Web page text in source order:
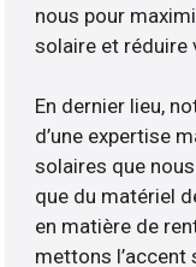
nous pour
solaire et réduire
En dernier lieu,
d’une expertise
solaires que
que du matériel
en matière de
mettons